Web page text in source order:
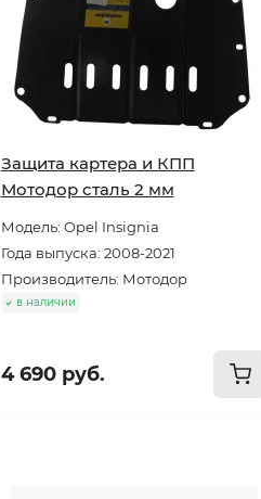
Защита картера и КПП
Мотодор сталь 2 мм
Модель: Opel Insignia
Года выпуска: 2008-2021
Производитель: Мотодор
в наличии
4 690 руб.